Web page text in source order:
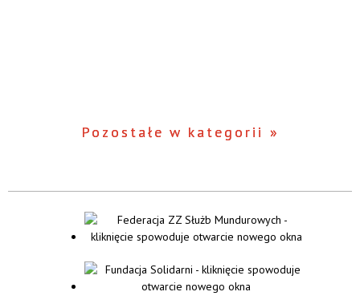
Pozostałe w kategorii